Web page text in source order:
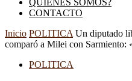
QUIENES SOMOS?
CONTACTO
Inicio POLITICA Un diputado
comparó a Milei con Sarmiento:
POLITICA